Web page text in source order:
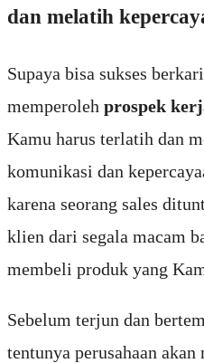
dan melatih
Supaya bisa sukses
memperoleh prospek
Kamu harus terlatih dan
komunikasi dan
karena seorang sales
klien dari segala macam
membeli produk yang
Sebelum terjun dan
tentunya perusahaan